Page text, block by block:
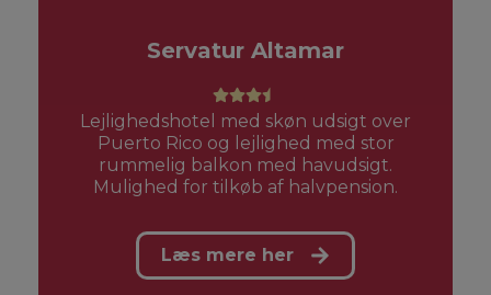
Servatur Altamar
Lejlighedshotel med skøn udsigt over
Puerto Rico og lejlighed med stor
rummelig balkon med havudsigt.
Mulighed for tilkøb af halvpension.
Læs mere her